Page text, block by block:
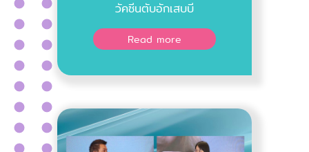
วัคซีนตับอักเสบบี
Read more